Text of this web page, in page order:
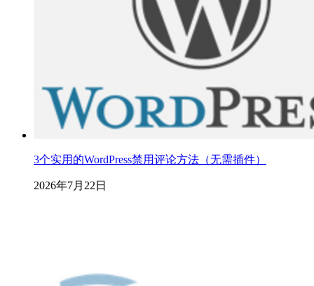
3个实用的WordPress禁用评论方法（无需插件）
2026年7月22日